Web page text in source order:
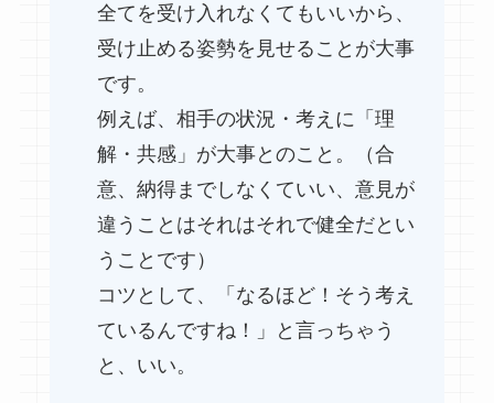
全てを受け入れなくてもいいから、
受け止める姿勢を見せることが大事
です。
例えば、相手の状況・考えに「理
解・共感」が大事とのこと。（合
意、納得までしなくていい、意見が
違うことはそれはそれで健全だとい
うことです）
コツとして、「なるほど！そう考え
ているんですね！」と言っちゃう
と、いい。